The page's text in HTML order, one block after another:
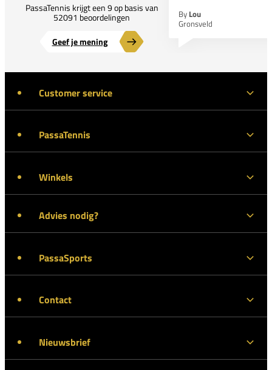
PassaTennis krijgt een 9 op basis van
52091 beoordelingen
Geef je mening
By Lou
Gronsveld
Customer service
PassaTennis
Winkels
Advies nodig?
PassaSports
Contact
Nieuwsbrief